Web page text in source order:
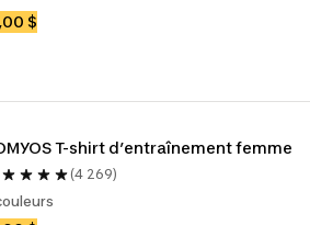
$
T-shirt d’entraînement femme
(4 269)